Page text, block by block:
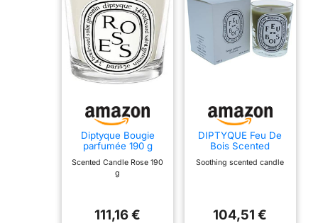
Diptyque Bougie
parfumée 190 g
Scented Candle Rose 190
g
111,16 €
DIPTYQUE Feu De
Bois Scented
Soothing scented candle
104,51 €